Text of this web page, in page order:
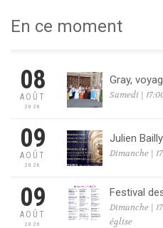
En ce moment
08
AOÛT
2026
Gray,
Samedi |
09
AOÛT
2026
Julien Bailly
Dimanche |
09
AOÛT
2026
Festival
Dimanche |
église